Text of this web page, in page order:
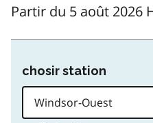
Partir du 5 août 2026